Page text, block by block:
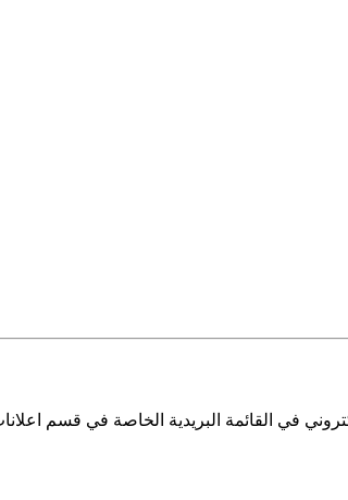
في القائمة البريدية الخاصة في قسم